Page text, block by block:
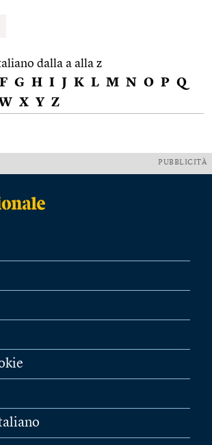
dalla a alla z
F G H I J K L M N O P Q
X Y Z
PUBBLICITÀ